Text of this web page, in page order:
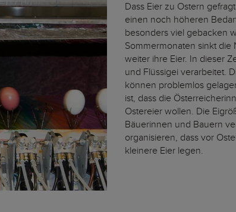
Dass Eier zu Ostern
einen noch höheren
besonders viel gebacken
Sommermonaten sinkt
weiter ihre Eier. In dieser
und Flüssigei verarbeitet.
können problemlos
ist, dass die
Ostereier wollen. Die
Bäuerinnen und Bauern
organisieren, dass vor
kleinere Eier legen.